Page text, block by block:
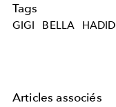
Tags
GIGI BELLA HADID
Articles associés